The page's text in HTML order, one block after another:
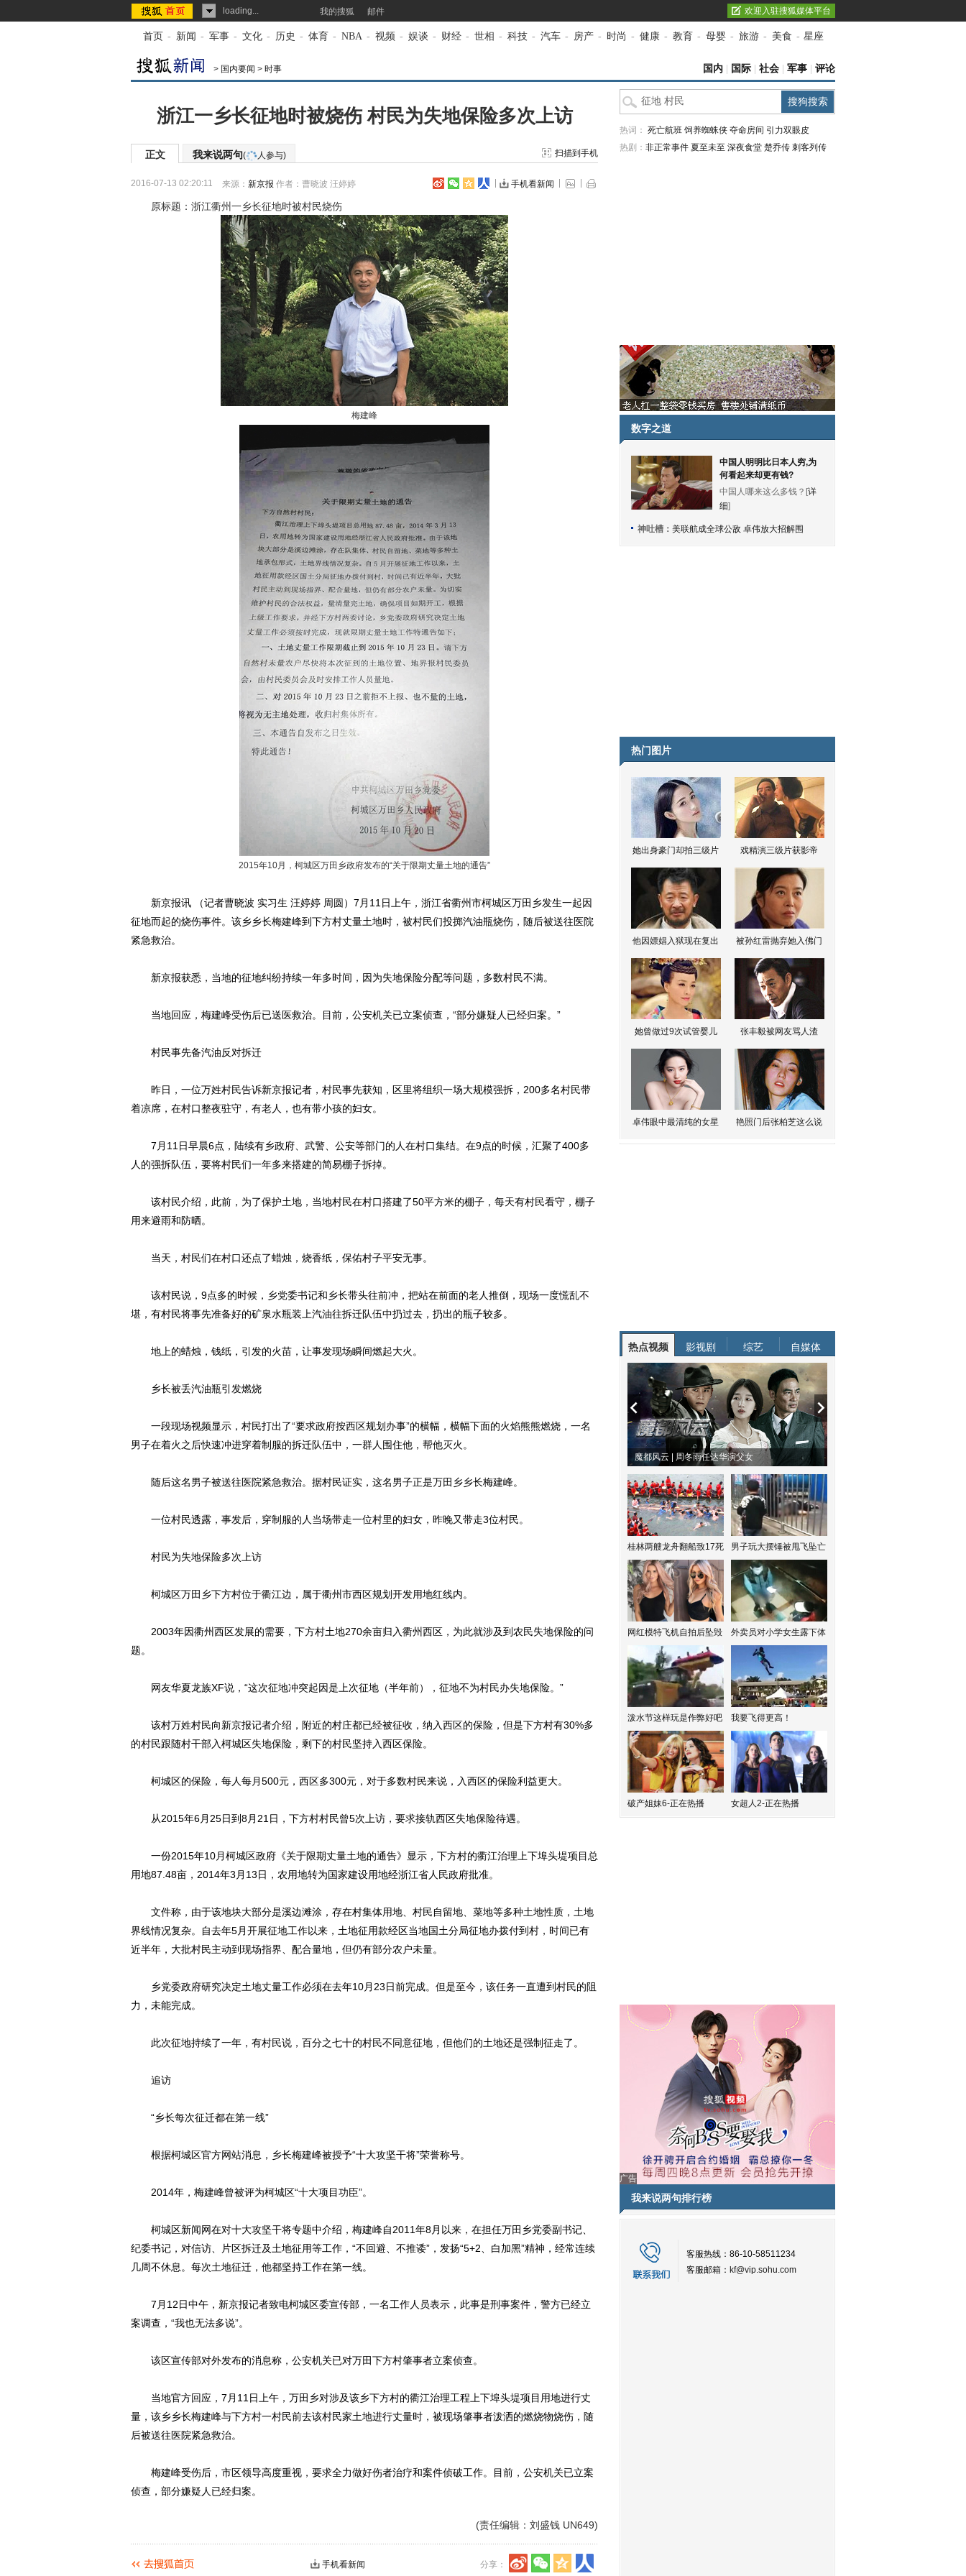
loading... 我的搜狐 邮件 欢迎入驻搜狐媒体平台
首页 - 新闻 - 军事 - 文化 - 历史 - 体育 - NBA - 视频 - 娱谈 - 财经 - 世相 - 科技 - 汽车 - 房产 - 时尚 - 健康 - 教育 - 母婴 - 旅游 - 美食 - 星座
> 国内要闻 > 时事 国内 国际 社会 军事 评论
浙江一乡长征地时被烧伤 村民为失地保险多次上访
正文 我来说两句( 人参与) 扫描到手机
2016-07-13 02:20:11 来源： 新京报 作者：曹晓波 汪婷婷 手机看新闻
原标题：浙江衢州一乡长征地时被村民烧伤
梅建峰
2015年10月，柯城区万田乡政府发布的“关于限期丈量土地的通告”
新京报讯 （记者曹晓波 实习生 汪婷婷 周圆）7月11日上午，浙江省衢州市柯城区万田乡发生一起因
征地而起的烧伤事件。该乡乡长梅建峰到下方村丈量土地时，被村民们投掷汽油瓶烧伤，随后被送往医院
紧急救治。
新京报获悉，当地的征地纠纷持续一年多时间，因为失地保险分配等问题，多数村民不满。
当地回应，梅建峰受伤后已送医救治。目前，公安机关已立案侦查，“部分嫌疑人已经归案。”
村民事先备汽油反对拆迁
昨日，一位万姓村民告诉新京报记者，村民事先获知，区里将组织一场大规模强拆，200多名村民带
着凉席，在村口整夜驻守，有老人，也有带小孩的妇女。
7月11日早晨6点，陆续有乡政府、武警、公安等部门的人在村口集结。在9点的时候，汇聚了400多
人的强拆队伍，要将村民们一年多来搭建的简易棚子拆掉。
该村民介绍，此前，为了保护土地，当地村民在村口搭建了50平方米的棚子，每天有村民看守，棚子
用来避雨和防晒。
当天，村民们在村口还点了蜡烛，烧香纸，保佑村子平安无事。
该村民说，9点多的时候，乡党委书记和乡长带头往前冲，把站在前面的老人推倒，现场一度慌乱不
堪，有村民将事先准备好的矿泉水瓶装上汽油往拆迁队伍中扔过去，扔出的瓶子较多。
地上的蜡烛，钱纸，引发的火苗，让事发现场瞬间燃起大火。
乡长被丢汽油瓶引发燃烧
一段现场视频显示，村民打出了“要求政府按西区规划办事”的横幅，横幅下面的火焰熊熊燃烧，一名
男子在着火之后快速冲进穿着制服的拆迁队伍中，一群人围住他，帮他灭火。
随后这名男子被送往医院紧急救治。据村民证实，这名男子正是万田乡乡长梅建峰。
一位村民透露，事发后，穿制服的人当场带走一位村里的妇女，昨晚又带走3位村民。
村民为失地保险多次上访
柯城区万田乡下方村位于衢江边，属于衢州市西区规划开发用地红线内。
2003年因衢州西区发展的需要，下方村土地270余亩归入衢州西区，为此就涉及到农民失地保险的问
题。
网友华夏龙族XF说，“这次征地冲突起因是上次征地（半年前），征地不为村民办失地保险。”
该村万姓村民向新京报记者介绍，附近的村庄都已经被征收，纳入西区的保险，但是下方村有30%多
的村民跟随村干部入柯城区失地保险，剩下的村民坚持入西区保险。
柯城区的保险，每人每月500元，西区多300元，对于多数村民来说，入西区的保险利益更大。
从2015年6月25日到8月21日，下方村村民曾5次上访，要求接轨西区失地保险待遇。
一份2015年10月柯城区政府《关于限期丈量土地的通告》显示，下方村的衢江治理上下埠头堤项目总
用地87.48亩，2014年3月13日，农用地转为国家建设用地经浙江省人民政府批准。
文件称，由于该地块大部分是溪边滩涂，存在村集体用地、村民自留地、菜地等多种土地性质，土地
界线情况复杂。自去年5月开展征地工作以来，土地征用款经区当地国土分局征地办拨付到村，时间已有
近半年，大批村民主动到现场指界、配合量地，但仍有部分农户未量。
乡党委政府研究决定土地丈量工作必须在去年10月23日前完成。但是至今，该任务一直遭到村民的阻
力，未能完成。
此次征地持续了一年，有村民说，百分之七十的村民不同意征地，但他们的土地还是强制征走了。
追访
“乡长每次征迁都在第一线”
根据柯城区官方网站消息，乡长梅建峰被授予“十大攻坚干将”荣誉称号。
2014年，梅建峰曾被评为柯城区“十大项目功臣”。
柯城区新闻网在对十大攻坚干将专题中介绍，梅建峰自2011年8月以来，在担任万田乡党委副书记、
纪委书记，对信访、片区拆迁及土地征用等工作，“不回避、不推诿”，发扬“5+2、白加黑”精神，经常连续
几周不休息。每次土地征迁，他都坚持工作在第一线。
7月12日中午，新京报记者致电柯城区委宣传部，一名工作人员表示，此事是刑事案件，警方已经立
案调查，“我也无法多说”。
该区宣传部对外发布的消息称，公安机关已对万田下方村肇事者立案侦查。
当地官方回应，7月11日上午，万田乡对涉及该乡下方村的衢江治理工程上下埠头堤项目用地进行丈
量，该乡乡长梅建峰与下方村一村民前去该村民家土地进行丈量时，被现场肇事者泼洒的燃烧物烧伤，随
后被送往医院紧急救治。
梅建峰受伤后，市区领导高度重视，要求全力做好伤者治疗和案件侦破工作。目前，公安机关已立案
侦查，部分嫌疑人已经归案。
(责任编辑：刘盛钱 UN649)
分享：
手机看新闻
热词： 死亡航班 饲养蜘蛛侠 夺命房间 引力双眼皮
热剧： 非正常事件 夏至未至 深夜食堂 楚乔传 刺客列传
数字之道
中国人明明比日本人穷,为
何看起来却更有钱?
中国人哪来这么多钱？[详
细]
神吐槽： 美联航成全球公敌 卓伟放大招解围
热门图片
她出身豪门却拍三级片 戏精演三级片获影帝
他因嫖娼入狱现在复出 被孙红雷抛弃她入佛门
她曾做过9次试管婴儿 张丰毅被网友骂人渣
卓伟眼中最清纯的女星 艳照门后张柏芝这么说
热点视频 影视剧 综艺 自媒体
魔都风云 | 周冬雨任达华演父女
桂林两艘龙舟翻船致17死 男子玩大摆锤被甩飞坠亡
网红模特飞机自拍后坠毁 外卖员对小学女生露下体
泼水节这样玩是作弊好吧 我要飞得更高！
破产姐妹6-正在热播 女超人2-正在热播
广告
我来说两句排行榜
客服热线：86-10-58511234
客服邮箱： kf@vip.sohu.com